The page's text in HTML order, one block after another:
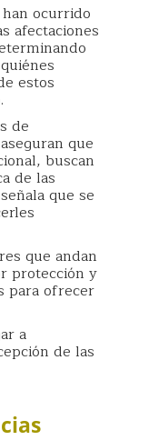
ocurrido
afectaciones
estos
de
que
buscan
de las
que se
que andan
protección y
para ofrecer
a
de las